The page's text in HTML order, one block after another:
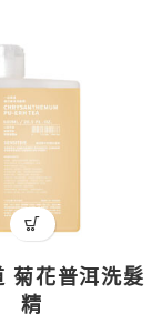
菊花普洱洗髮
精